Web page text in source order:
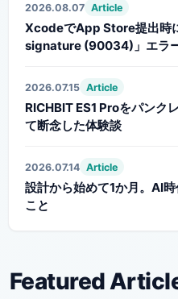
2026.08.07 Article
XcodeでApp Store提出時
signature (90034)」エラ
2026.07.15 Article
RICHBIT ES1 Proをパンク
て断念した体験談
2026.07.14 Article
設計から始めて1か月。AI
こと
Featured